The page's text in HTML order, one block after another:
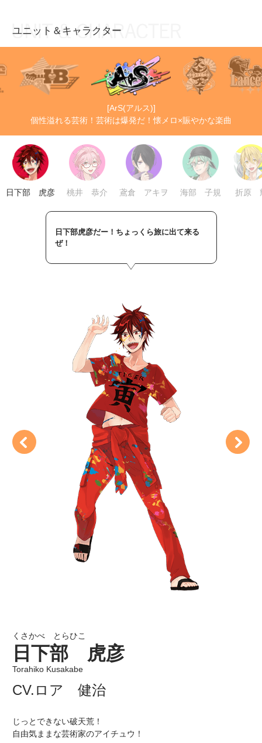
アイ★チュウとは
ユニット&キャラクター
イベント・キャンペーン
ミュージック
グッズ・本
お知らせ
アイ★チュウとは
アプリゲーム
イベント・キャンペーン
ミュージック
ギャラリー
ユニット＆キャラクター
[ArS(アルス)]
個性溢れる芸術！芸術は爆発だ！懐メロ×賑やかな楽曲
日下部 虎彦 桃井 恭介 鳶倉 アキヲ 海部 子規 折原
日下部虎彦だー！ちょっくら旅に出て来る
ぜ！
くさかべ とらひこ
日下部 虎彦
Torahiko Kusakabe
CV.ロア 健治
じっとできない破天荒！
自由気ままな芸術家のアイチュウ！